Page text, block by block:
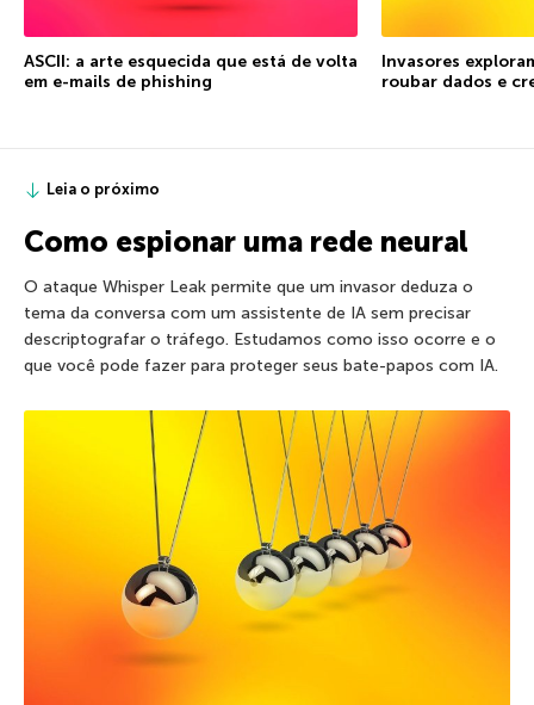
ASCII: a arte esquecida que está de volta
em e-mails de phishing
Invasores
roubar dados e
Leia o próximo
Como espionar uma rede neural
O ataque Whisper Leak permite que um invasor deduza o
tema da conversa com um assistente de IA sem precisar
descriptografar o tráfego. Estudamos como isso ocorre e o
que você pode fazer para proteger seus bate-papos com IA.